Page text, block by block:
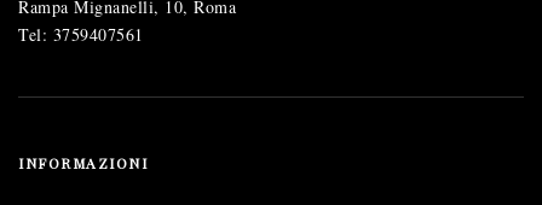
Rampa Mignanelli, 10, Roma
Tel: 3759407561
INFORMAZIONI